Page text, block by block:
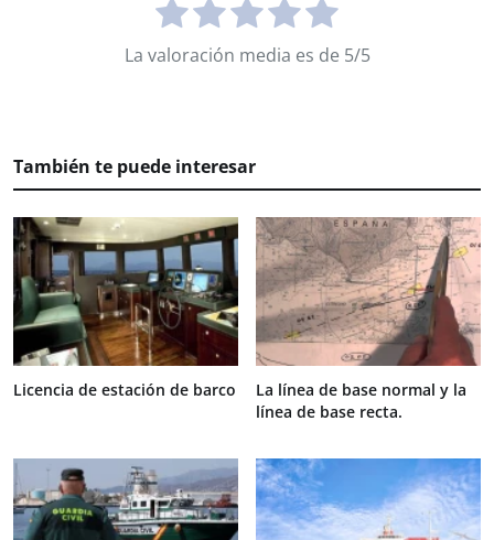
La valoración media es de 5/5
También te puede interesar
Licencia de estación de barco
La línea de base normal y la
línea de base recta.